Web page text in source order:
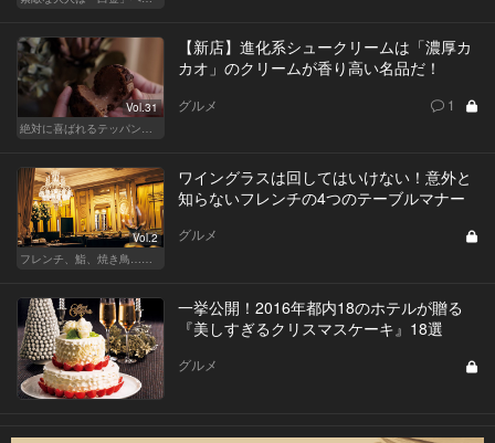
Vol.31
絶対に喜ばれるテッパン手土産
【新店】進化系シュークリームは「濃厚カ
カオ」のクリームが香り高い名品だ！
グルメ 1
Vol.2
フレンチ、鮨、焼き鳥…グルメなら知っておきたい知識
ワイングラスは回してはいけない！意外と
知らないフレンチの4つのテーブルマナー
グルメ
一挙公開！2016年都内18のホテルが贈る
『美しすぎるクリスマスケーキ』18選
グルメ